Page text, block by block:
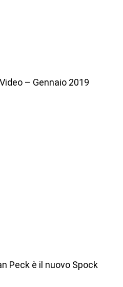
– Gennaio 2019
Peck è il nuovo Spock